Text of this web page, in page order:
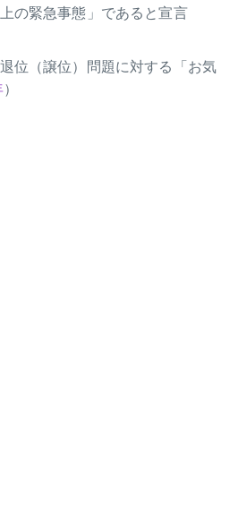
の緊急事態」であると宣言
位（譲位）問題に対する「お気
）